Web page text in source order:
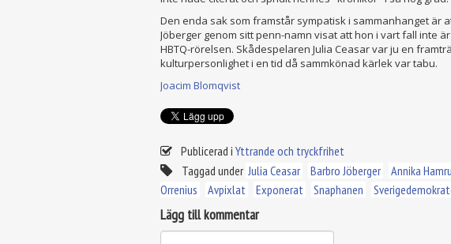
Den enda sak som framstår sympatisk i sammanhanget är
Jöberger genom sitt penn-namn visat att hon i vart fall inte
HBTQ-rörelsen. Skådespelaren Julia Ceasar var ju en
kulturpersonlighet i en tid då sammkönad kärlek var tabu.
Joacim Blomqvist
Publicerad i Yttrande och tryckfrihet
Taggad under Julia Ceasar Barbro Jöberger Annika
Orrenius
Avpixlat Exponerat Snaphanen
Lägg till kommentar